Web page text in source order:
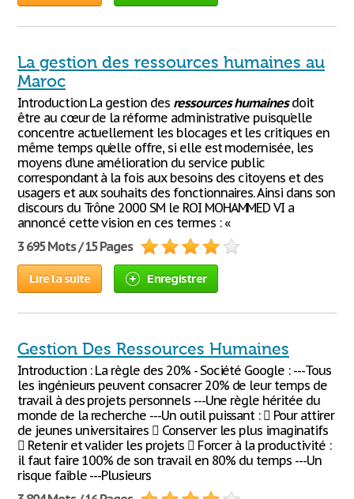
La gestion des ressources humaines au
Maroc
Introduction La gestion des ressources humainesdoit
être au cœur de la réforme administrative puisqu’elle
concentre actuellement les blocages et les critiques en
même temps qu’elle offre, si elle est modernisée, les
moyens d’une amélioration du service public
correspondant à la fois aux besoins des citoyens et des
usagers et aux souhaits des fonctionnaires. Ainsi dans son
discours du Trône 2000 SM le ROI MOHAMMED VI a
annoncé cette vision en ces termes : «
3 695 Mots / 15 Pages
Lire la suite Enregistrer
Gestion Des Ressources Humaines
Introduction : La règle des 20% - Société Google : ---Tous
les ingénieurs peuvent consacrer 20% de leur temps de
travail à des projets personnels ---Une règle héritée du
monde de la recherche ---Un outil puissant :  Pour attirer
de jeunes universitaires  Conserver les plus imaginatifs
 Retenir et valider les projets  Forcer à la productivité :
il faut faire 100% de son travail en 80% du temps ---Un
risque faible ---Plusieurs